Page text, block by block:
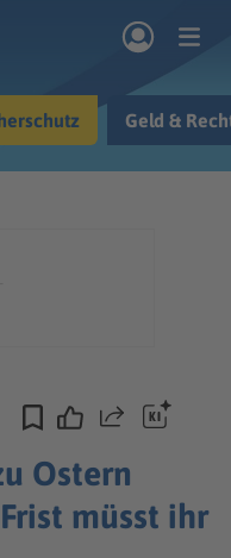
Ratgeber
Geld &
Teilen
Ostern
müsst ihr